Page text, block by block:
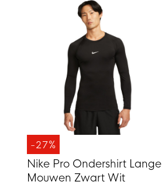
-27%
Nike Pro Ondershirt Lange
Mouwen Zwart Wit